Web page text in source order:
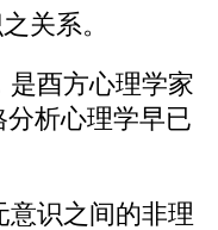
关系。
酉方心理学家
析心理学早已
识之间的非理